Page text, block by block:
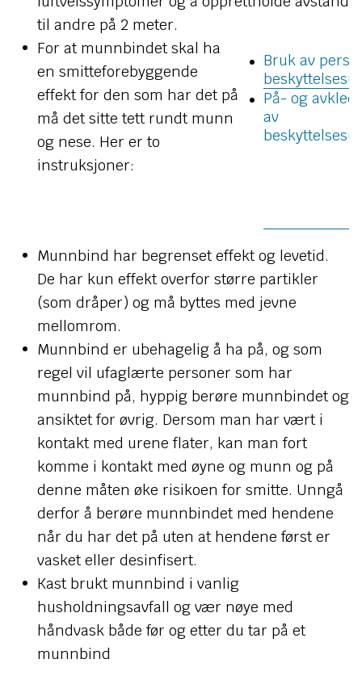
til andre på 2 meter.
For at munnbindet skal ha
en smitteforebyggende
effekt for den som har det på
må det sitte tett rundt munn
og nese. Her er to
instruksjoner:
Bruk av
På- og
av
Munnbind har begrenset effekt og levetid.
De har kun effekt overfor større partikler
(som dråper) og må byttes med jevne
mellomrom.
Munnbind er ubehagelig å ha på, og som
regel vil ufaglærte personer som har
munnbind på, hyppig berøre munnbindet og
ansiktet for øvrig. Dersom man har vært i
kontakt med urene flater, kan man fort
komme i kontakt med øyne og munn og på
denne måten øke risikoen for smitte. Unngå
derfor å berøre munnbindet med hendene
når du har det på uten at hendene først er
vasket eller desinfisert.
Kast brukt munnbind i vanlig
husholdningsavfall og vær nøye med
håndvask både før og etter du tar på et
munnbind